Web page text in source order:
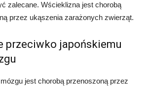
zalecane. Wścieklizna jest chorobą
przez ukąszenia zarażonych zwierząt.
przeciwko japońskiemu
jest chorobą przenoszoną przez